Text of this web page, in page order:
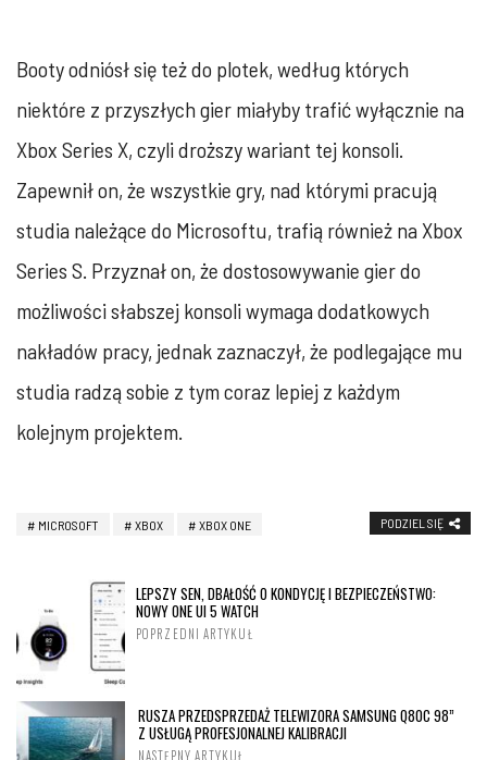
Booty odniósł się też do plotek, według których
niektóre z przyszłych gier miałyby trafić wyłącznie na
Xbox Series X, czyli droższy wariant tej konsoli.
Zapewnił on, że wszystkie gry, nad którymi pracują
studia należące do Microsoftu, trafią również na Xbox
Series S. Przyznał on, że dostosowywanie gier do
możliwości słabszej konsoli wymaga dodatkowych
nakładów pracy, jednak zaznaczył, że podlegające mu
studia radzą sobie z tym coraz lepiej z każdym
kolejnym projektem.
MICROSOFT XBOX XBOX ONE PODZIEL SIĘ
LEPSZY SEN, DBAŁOŚĆ O KONDYCJĘ I BEZPIECZEŃSTWO:
NOWY ONE UI 5 WATCH
POPRZEDNI ARTYKUŁ
RUSZA PRZEDSPRZEDAŻ TELEWIZORA SAMSUNG Q80C 98”
Z USŁUGĄ PROFESJONALNEJ KALIBRACJI
NASTĘPNY ARTYKUŁ